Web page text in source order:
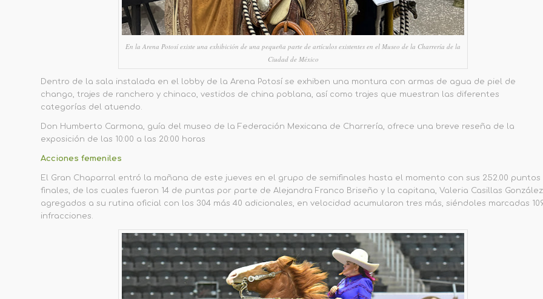
En la Arena Potosí existe una exhibición de una pequeña parte de artículos existentes en el Museo de la Charrería de la
Ciudad de México
Dentro de la sala instalada en el lobby de la Arena Potosí se exhiben una montura con armas de agua de piel de
chango, trajes de ranchero y chinaco, vestidos de china poblana, así como trajes que muestran las diferentes
categorías del atuendo.
Don Humberto Carmona, guía del museo de la Federación Mexicana de Charrería, ofrece una breve reseña de la
exposición de las 10:00 a las 20:00 horas
Acciones femeniles
El Gran Chaparral entró la mañana de este jueves en el grupo de semifinales hasta el momento con sus 252.00 puntos
finales, de los cuales fueron 14 de puntas por parte de Alejandra Franco Briseño y la capitana, Valeria Casillas
agregados a su rutina oficial con los 304 más 40 adicionales, en velocidad acumularon tres más, siéndoles marcadas
infracciones.